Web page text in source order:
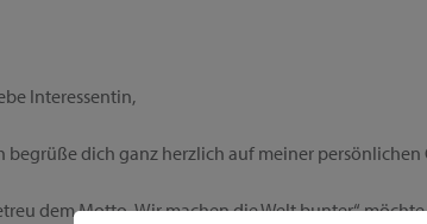
Interessentin,
begrüße dich ganz herzlich auf meiner persönlichen
dem Motto „Wir machen die Welt bunter“